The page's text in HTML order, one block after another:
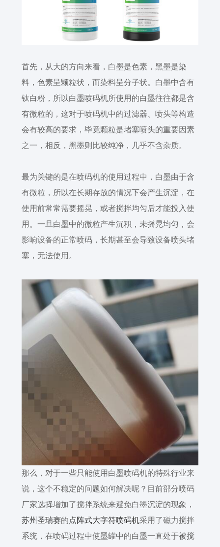
首先，从大的方向来看，白墨是色素，黑墨是染
料，色素呈颗粒状，而染料呈分子状。白墨中含有
钛白粉，所以白墨喷码机所使用的白墨往往都是含
有微粒的，这对于喷码机中的过滤器、喷头等构造
会有较高的要求，毕竟颗粒是堵塞喷头的重要因素
之一，相反，黑墨则比较纯净，几乎不含杂质。
最为关键的是在喷码机的使用过程中，白墨由于含
有微粒，所以在长期存放的情况下会产生沉淀，在
使用前常常需要摇晃，或者搅拌均匀后才能投入使
用。一旦白墨中的微粒产生沉积，未摇晃均匀，会
影响设备的正常喷码，长期甚至会导致设备喷头堵
塞，无法使用。
那么，对于一些只能使用白墨喷码机的特殊行业来
说，这个不稳定的问题如何解决呢？目前部分喷码
厂家选择增加了搅拌系统来避免白墨沉淀的现象，
苏州圣瑞赛的点阵式大字符喷码机采用了磁力搅拌
系统，在喷码过程中使墨罐中的白墨一直处于被搅